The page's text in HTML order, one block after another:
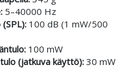
5–40000 Hz
100 dB (1 mW/500
100 mW
(jatkuva käyttö): 30 mW